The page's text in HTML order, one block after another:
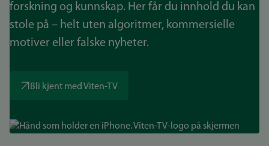
forskning og kunnskap. Her får du innhold du kan
stole på – helt uten algoritmer, kommersielle
motiver eller falske nyheter.
Bli kjent med Viten-TV
Bilde